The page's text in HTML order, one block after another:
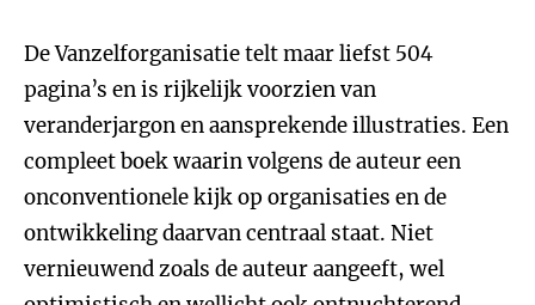
De Vanzelforganisatie telt maar liefst 504
pagina’s en is rijkelijk voorzien van
veranderjargon en aansprekende illustraties. Een
compleet boek waarin volgens de auteur een
onconventionele kijk op organisaties en de
ontwikkeling daarvan centraal staat. Niet
vernieuwend zoals de auteur aangeeft, wel